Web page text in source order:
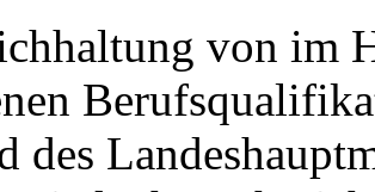
von im
des